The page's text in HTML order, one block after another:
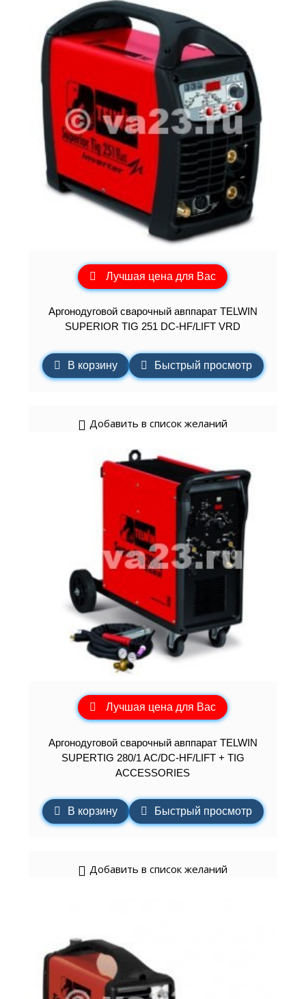
Лучшая цена для Вас
Аргонодуговой сварочный авппарат TELWIN
SUPERIOR TIG 251 DC-HF/LIFT VRD
В корзину Быстрый просмотр
Добавить в список желаний
Лучшая цена для Вас
Аргонодуговой сварочный авппарат TELWIN
SUPERTIG 280/1 AC/DC-HF/LIFT + TIG
ACCESSORIES
В корзину Быстрый просмотр
Добавить в список желаний